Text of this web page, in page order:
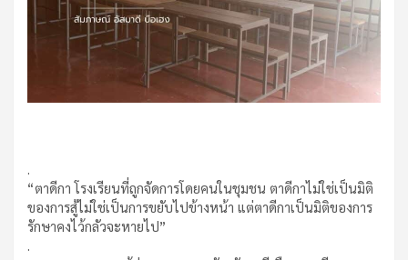
.
“ตาดีกา โรงเรียนที่ถูกจัดการโดยคนในชุมชน ตาดีกาไม่ใช่เป็นมิติ
ของการสู้ไม่ใช่เป็นการขยับไปข้างหน้า แต่ตาดีกาเป็นมิติของการ
รักษาคงไว้กลัวจะหายไป”
.